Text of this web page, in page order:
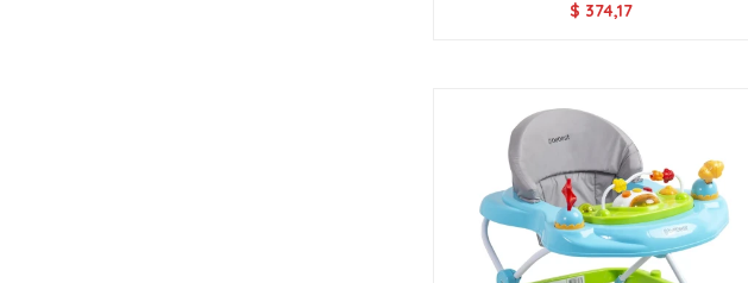
$ 374,17